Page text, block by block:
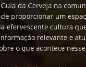
da Cerveja na
proporcionar um
efervescente cultura
relevante e
o que acontece